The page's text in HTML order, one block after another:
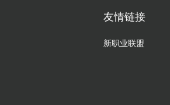
友情链接
新职业联盟